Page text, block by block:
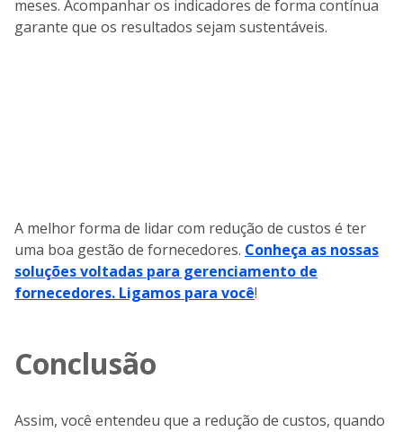
meses. Acompanhar os indicadores de forma contínua
garante que os resultados sejam sustentáveis.
A melhor forma de lidar com redução de custos é ter
uma boa gestão de fornecedores. Conheça as nossas
soluções voltadas para gerenciamento de
fornecedores. Ligamos para você!
Conclusão
Assim, você entendeu que a redução de custos, quando